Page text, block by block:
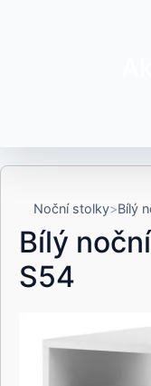
Noční stolky Bílý
Bílý
S54